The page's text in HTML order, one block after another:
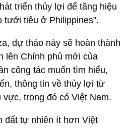
triển thủy lợi để tăng hiệu
tiêu ở Philippines”.
dự thảo này sẽ hoàn thành
lên Chính phủ mới của
công tác muốn tìm hiểu,
thông tin về thủy lợi từ
trong đó có Việt Nam.
đất tự nhiên ít hơn Việt